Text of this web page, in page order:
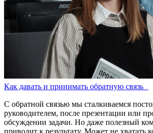
Как давать и принимать обратную связь
С обратной связью мы сталкиваемся
руководителем, после презентации или
обсуждении задачи. Но даже полезный